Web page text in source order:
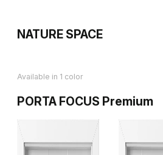
NATURE SPACE
Available in 1 color
PORTA FOCUS Premium